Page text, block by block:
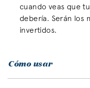
cuando veas que
debería. Serán los
invertidos.
Cómo usar